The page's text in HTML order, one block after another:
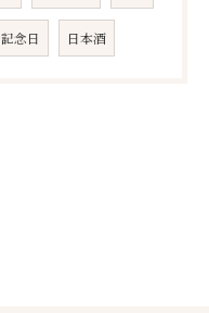
記念日 日本酒